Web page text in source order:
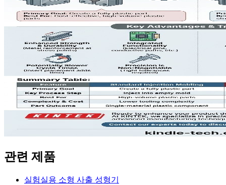
관련 제품
실험실용 소형 사출 성형기